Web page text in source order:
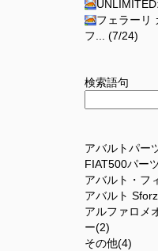
フェラーリ
フ... (7/24)
検索語句
アバルトパー
FIAT500パー
アバルト・フ
アバルト
アルファロメ
ー(2)
その他(4)